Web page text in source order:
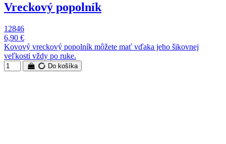
Vreckový popolník
12846
6,90 €
Kovový vreckový popolník môžete mať vďaka jeho šikovnej
veľkosti vždy po ruke.
Do košíka